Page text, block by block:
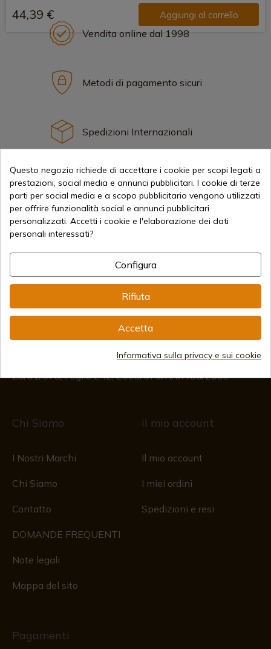
44,39 € Aggiungi al carrello
Vendita online dal 1998
Metodi di pagamento sicuri
Spedizioni Internazionali
Informazione
(+34)978 877 088
Informazioni per il cliente
Dal lunedì al venerdì dalle 09:00 alle 15:00
28/01/578, Foglio 242, 2003/670/N/07/08/2003
Chi Siamo
I Nostri Marchi
Chi Siamo
Contatto
DOMANDE FREQUENTI
Note legali
Mappa del sito
Il mio account
Il mio account
I miei ordini
Spedizioni e resi
Pagamenti
Questo negozio richiede di accettare i cookie per scopi legati a
prestazioni, social media e annunci pubblicitari. I cookie di terze
parti per social media e a scopo pubblicitario vengono utilizzati
per offrire funzionalità social e annunci pubblicitari
personalizzati. Accetti i cookie e l'elaborazione dei dati
personali interessati?
Configura
Rifiuta
Accetta
Informativa sulla privacy e sui cookie